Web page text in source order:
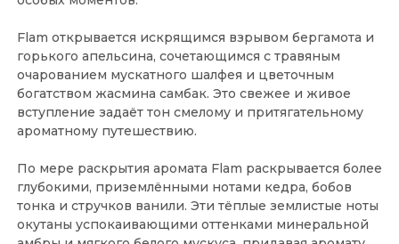
Flam открывается искрящимся взрывом бергамота и
горького апельсина, сочетающимся с травяным
очарованием мускатного шалфея и цветочным
богатством жасмина самбак. Это свежее и живое
вступление задаёт тон смелому и притягательному
ароматному путешествию.
По мере раскрытия аромата Flam раскрывается более
глубокими, приземлёнными нотами кедра, бобов
тонка и стручков ванили. Эти тёплые землистые ноты
окутаны успокаивающими оттенками минеральной